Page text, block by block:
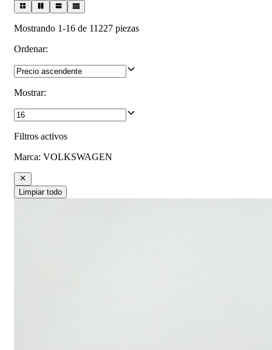
VENTO (1H2)
Mostrando 1-16 de 11227 piezas
Ordenar:
Mostrar:
Filtros activos
Marca: VOLKSWAGEN
Limpiar todo